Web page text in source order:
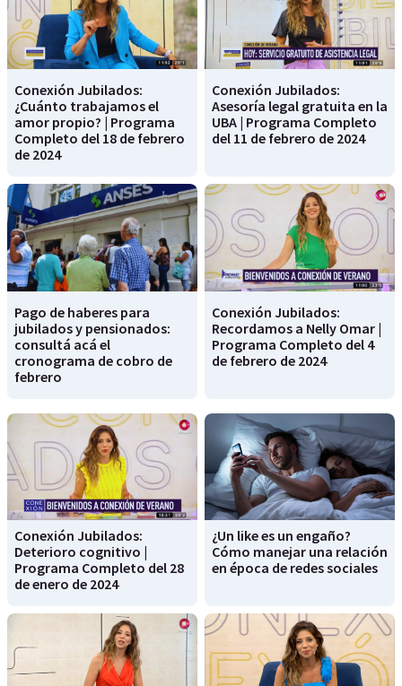
Conexión Jubilados:
¿Cuánto trabajamos el
amor propio? | Programa
Completo del 18 de febrero
de 2024
Conexión Jubilados:
Asesoría legal gratuita en la
UBA | Programa Completo
del 11 de febrero de 2024
Pago de haberes para
jubilados y pensionados:
consultá acá el
cronograma de cobro de
febrero
Conexión Jubilados:
Recordamos a Nelly Omar |
Programa Completo del 4
de febrero de 2024
Conexión Jubilados:
Deterioro cognitivo |
Programa Completo del 28
de enero de 2024
¿Un like es un engaño?
Cómo manejar una relación
en época de redes sociales